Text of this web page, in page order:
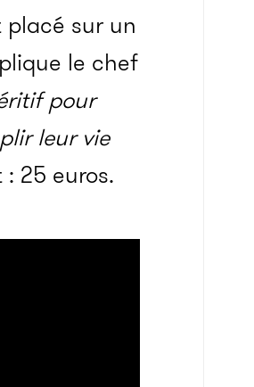
placé sur un
le chef
pour
leur vie
25 euros.